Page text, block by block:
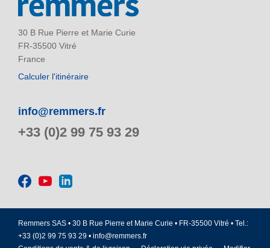
30 B Rue Pierre et Marie Curie
FR-35500 Vitré
France
Calculer l'itinéraire
info@remmers.fr
+33 (0)2 99 75 93 29
Remmers SAS • 30 B Rue Pierre et Marie Curie • FR-35500 Vitré • Tel.:
+33 (0)2 99 75 93 29 • info@remmers.fr